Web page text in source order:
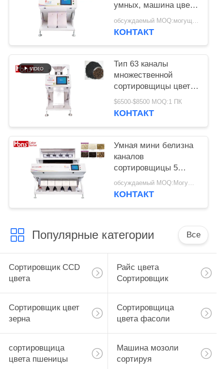
умных, машина цвета
арахиса сортируя
обсуждаемый MOQ:могущий быть предметом переговоров
КОНТАКТ
Тип 63 каналы
множественной
сортировщицы цвета
сезама CCD 5400
пикселов функции
$6500-$8500 MOQ:1 ПК
КОНТАКТ
Умная мини белизна
каналов
сортировщицы 5
цвета риса
обсуждаемый MOQ:Могущий быть предметом переговоров
КОНТАКТ
Популярные категории Все
Сортировщик CCD
цвета
Райс цвета
Сортировщик
Сортировщик цвет
зерна
Сортировщица
цвета фасоли
сортировщица
цвета пшеницы
Машина мозоли
сортируя